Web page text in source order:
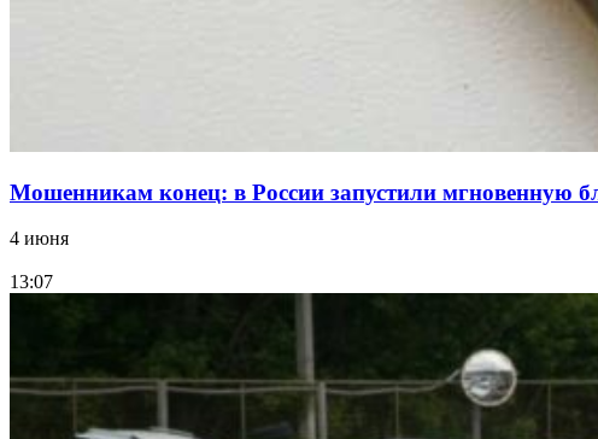
Мошенникам конец: в России запустили мгновенную
4 июня
13:07